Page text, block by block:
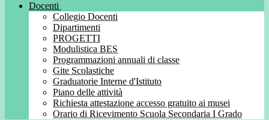
Docenti
Collegio Docenti
Dipartimenti
PROGETTI
Modulistica BES
Programmazioni annuali di classe
Gite Scolastiche
Graduatorie Interne d'Istituto
Piano delle attività
Richiesta attestazione accesso gratuito ai musei
Orario di Ricevimento Scuola Secondaria I Grado